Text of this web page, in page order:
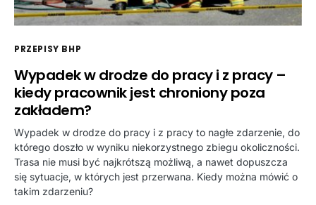
PRZEPISY BHP
Wypadek w drodze do pracy i z pracy –
kiedy pracownik jest chroniony poza
zakładem?
Wypadek w drodze do pracy i z pracy to nagłe zdarzenie, do
którego doszło w wyniku niekorzystnego zbiegu okoliczności.
Trasa nie musi być najkrótszą możliwą, a nawet dopuszcza
się sytuacje, w których jest przerwana. Kiedy można mówić o
takim zdarzeniu?